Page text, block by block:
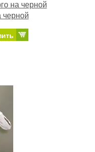
на черной
черной